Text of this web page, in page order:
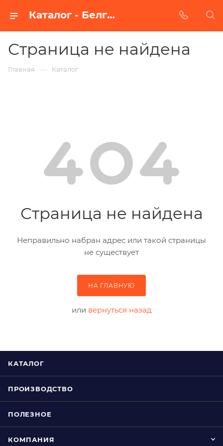
Каталог - Белгороде
Страница не найдена
Главная — Каталог
Страница не найдена
Неправильно набран адрес или такой страницы
не существует
НА ГЛАВНУЮ
или вернуться назад
КАТАЛОГ
ПРОИЗВОДСТВО
ПОЛЕЗНОЕ
КОМПАНИЯ